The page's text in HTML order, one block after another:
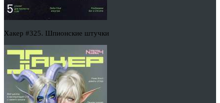
Хакер #325. Шпионские штучки